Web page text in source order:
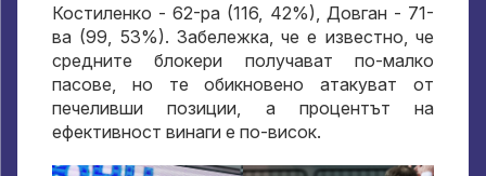
Костиленко - 62-ра (116, 42%), Довган - 71-
ва (99, 53%). Забележка, че е известно, че
средните блокери получават по-малко
пасове, но те обикновено атакуват от
печеливши позиции, а процентът на
ефективност винаги е по-висок.